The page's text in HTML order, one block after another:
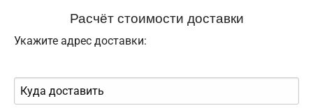
Расчёт стоимости доставки
Укажите адрес доставки: